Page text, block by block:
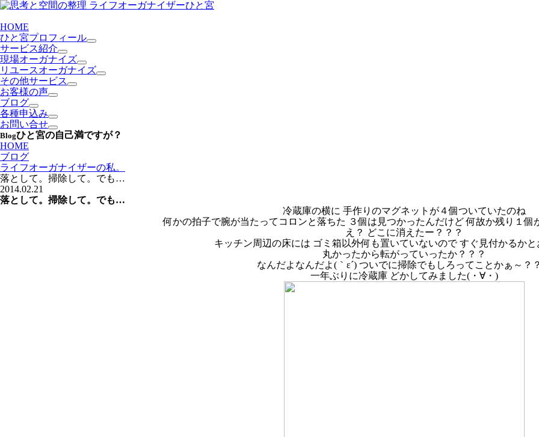
HOME
ひと宮プロフィール
サービス紹介
現場オーガナイズ
リユースオーガナイズ
その他サービス
お客様の声
ブログ
各種申込み
お問い合せ
Blogひと宮の自己満ですが？
HOME
ブログ
ライフオーガナイザーの私。
落として。掃除して。でも…
2014.02.21
落として。掃除して。でも…
冷蔵庫の横に 手作りのマグネットが４個ついていたのね
何かの拍子で腕が当たってコロンと落ちた ３個は見つかったんだけど 何故か残り１個
え？ どこに消えたー？？？
キッチン周辺の床には ゴミ箱以外何も置いていないので すぐ見付かるか
丸かったから転がっていったか？？？
なんだよなんだよ(｀ε´) ついでに掃除でもしろってことかぁ～？
一年ぶりに冷蔵庫 どかしてみました(・∀・)